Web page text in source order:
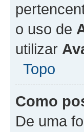
o uso de
utilizar
Topo
Como
De uma